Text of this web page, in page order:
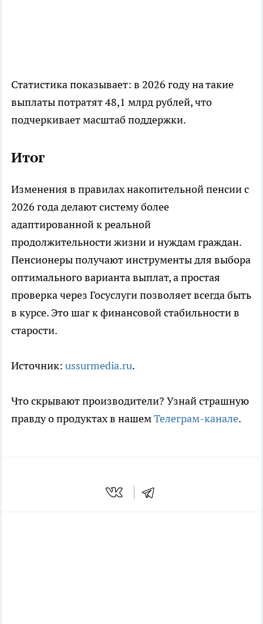
Статистика показывает: в 2026 году на такие
выплаты потратят 48,1 млрд рублей, что
подчеркивает масштаб поддержки.​
Итог
Изменения в правилах накопительной пенсии с
2026 года делают систему более
адаптированной к реальной
продолжительности жизни и нуждам граждан.
Пенсионеры получают инструменты для выбора
оптимального варианта выплат, а простая
проверка через Госуслуги позволяет всегда быть
в курсе. Это шаг к финансовой стабильности в
старости.
Источник: ussurmedia.ru.
Что скрывают производители? Узнай страшную
правду о продуктах в нашемТелеграм-канале.